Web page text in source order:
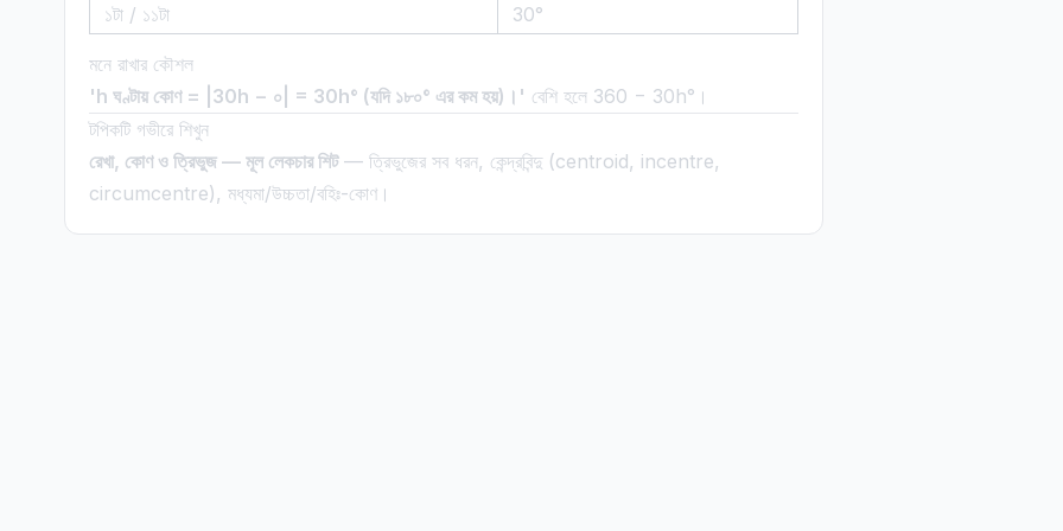
১টা / ১১টা
30°
মনে রাখার কৌশল
'h ঘণ্টায় কোণ = |30h − ০| = 30h° (যদি ১৮০° এর কম হয়)।' বেশি হলে 360 − 30h°।
টপিকটি গভীরে শিখুন
রেখা, কোণ ও ত্রিভুজ — মূল লেকচার শিট— ত্রিভুজের সব ধরন, কেন্দ্রবিন্দু (centroid, incentre,
circumcentre), মধ্যমা/উচ্চতা/বহিঃ-কোণ।